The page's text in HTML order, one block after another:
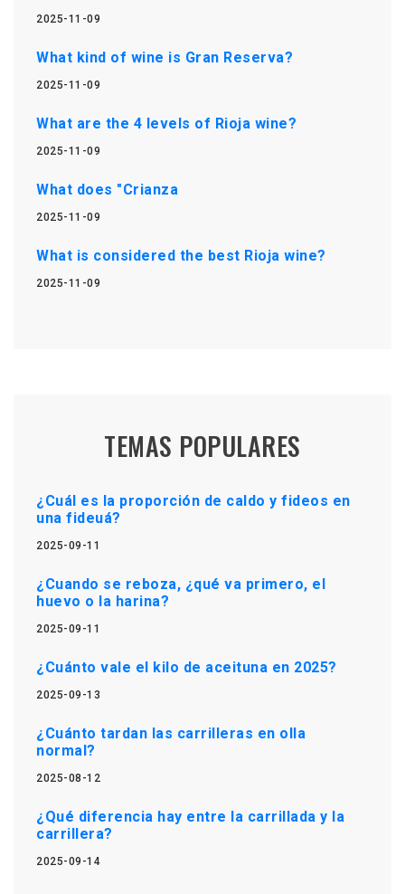
2025-11-09
What kind of wine is Gran Reserva?
2025-11-09
What are the 4 levels of Rioja wine?
2025-11-09
What does "Crianza
2025-11-09
What is considered the best Rioja wine?
2025-11-09
TEMAS POPULARES
¿Cuál es la proporción de caldo y fideos en
una fideuá?
2025-09-11
¿Cuando se reboza, ¿qué va primero, el
huevo o la harina?
2025-09-11
¿Cuánto vale el kilo de aceituna en 2025?
2025-09-13
¿Cuánto tardan las carrilleras en olla
normal?
2025-08-12
¿Qué diferencia hay entre la carrillada y la
carrillera?
2025-09-14